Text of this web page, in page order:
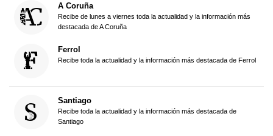
A Coruña
Recibe de lunes a viernes toda la actualidad y la información más
destacada de A Coruña
Ferrol
Recibe toda la actualidad y la información más destacada de Ferrol
Santiago
Recibe toda la actualidad y la información más destacada de
Santiago